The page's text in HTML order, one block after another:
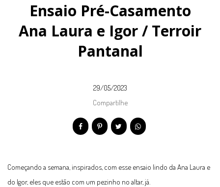
Ensaio Pré-Casamento
Ana Laura e Igor / Terroir
Pantanal
29/05/2023
Compartilhe
Começando a semana, inspirados, com esse ensaio lindo da Ana Laura e
do Igor, eles que estão com um pezinho no altar, já.